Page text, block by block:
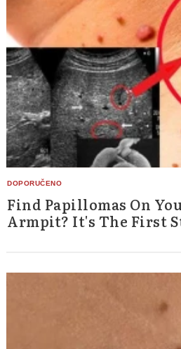
Find Papillomas On
Armpit? It's The First